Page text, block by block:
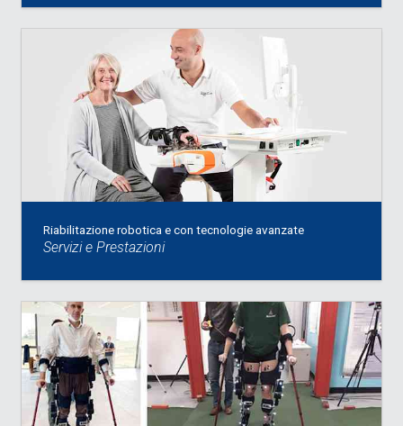
Riabilitazione robotica e con tecnologie avanzate
Servizi e Prestazioni